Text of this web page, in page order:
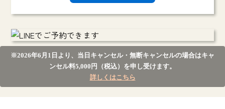
※2026年6月1日より、当日キャンセル・無断キャンセルの場合はキャ
ンセル料5,000円（税込）を申し受けます。
詳しくはこちら